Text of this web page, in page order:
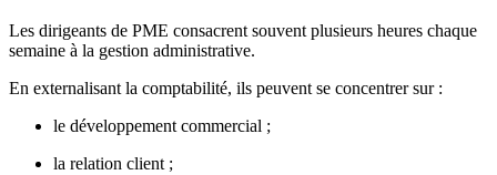
Les dirigeants de PME consacrent souvent plusieurs heures chaque
semaine à la gestion administrative.
En externalisant la comptabilité, ils peuvent se concentrer sur :
le développement commercial ;
la relation client ;